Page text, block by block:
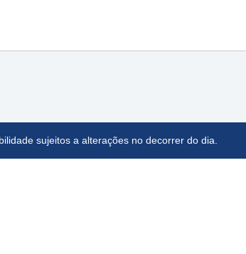
sujeitos a alterações no decorrer do dia.